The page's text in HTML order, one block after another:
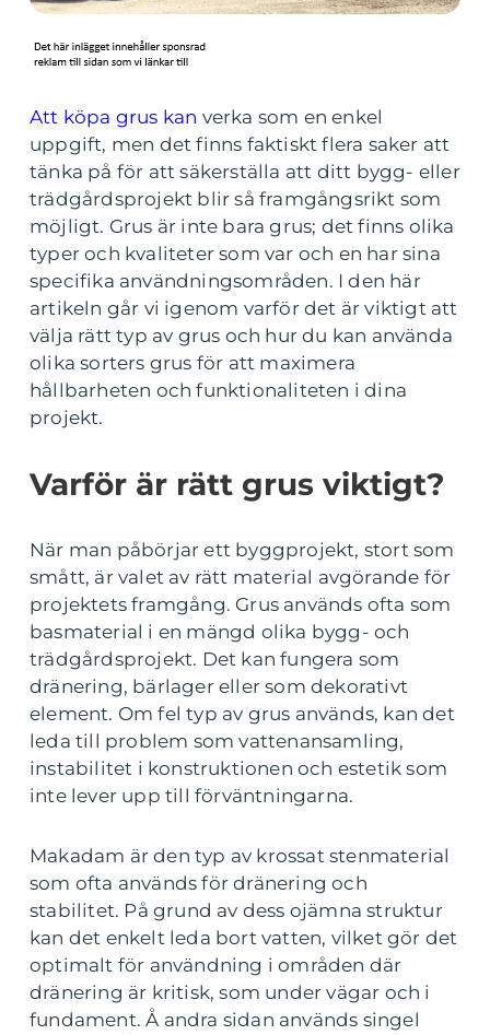
Att köpa grus kan verka som en enkel
uppgift, men det finns faktiskt flera saker att
tänka på för att säkerställa att ditt bygg- eller
trädgårdsprojekt blir så framgångsrikt som
möjligt. Grus är inte bara grus; det finns olika
typer och kvaliteter som var och en har sina
specifika användningsområden. I den här
artikeln går vi igenom varför det är viktigt att
välja rätt typ av grus och hur du kan använda
olika sorters grus för att maximera
hållbarheten och funktionaliteten i dina
projekt.
Varför är rätt grus viktigt?
När man påbörjar ett byggprojekt, stort som
smått, är valet av rätt material avgörande för
projektets framgång. Grus används ofta som
basmaterial i en mängd olika bygg- och
trädgårdsprojekt. Det kan fungera som
dränering, bärlager eller som dekorativt
element. Om fel typ av grus används, kan det
leda till problem som vattenansamling,
instabilitet i konstruktionen och estetik som
inte lever upp till förväntningarna.
Makadam är den typ av krossat stenmaterial
som ofta används för dränering och
stabilitet. På grund av dess ojämna struktur
kan det enkelt leda bort vatten, vilket gör det
optimalt för användning i områden där
dränering är kritisk, som under vägar och i
fundament. Å andra sidan används singel